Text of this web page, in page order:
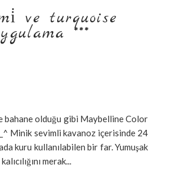
turquoise fo
***
bahane olduğu gibi Maybelline Color
Minik sevimli kavanoz içerisinde 24
kuru kullanılabilen bir far. Yumuşak
merak...